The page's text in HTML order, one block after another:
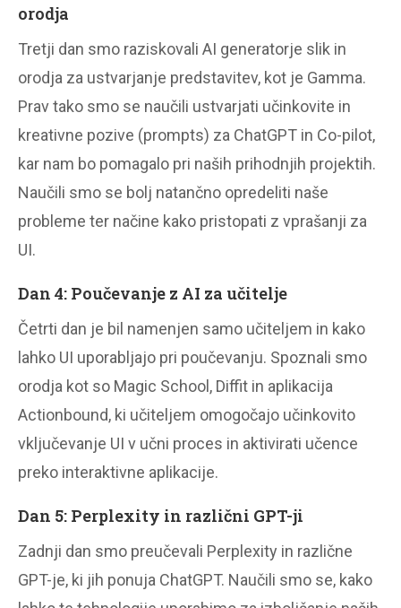
orodja
Tretji dan smo raziskovali AI generatorje slik in
orodja za ustvarjanje predstavitev, kot je Gamma.
Prav tako smo se naučili ustvarjati učinkovite in
kreativne pozive (prompts) za ChatGPT in Co-pilot,
kar nam bo pomagalo pri naših prihodnjih projektih.
Naučili smo se bolj natančno opredeliti naše
probleme ter načine kako pristopati z vprašanji za
UI.
Dan 4: Poučevanje z AI za učitelje
Četrti dan je bil namenjen samo učiteljem in kako
lahko UI uporabljajo pri poučevanju. Spoznali smo
orodja kot so Magic School, Diffit in aplikacija
Actionbound, ki učiteljem omogočajo učinkovito
vključevanje UI v učni proces in aktivirati učence
preko interaktivne aplikacije.
Dan 5: Perplexity in različni GPT-ji
Zadnji dan smo preučevali Perplexity in različne
GPT-je, ki jih ponuja ChatGPT. Naučili smo se, kako